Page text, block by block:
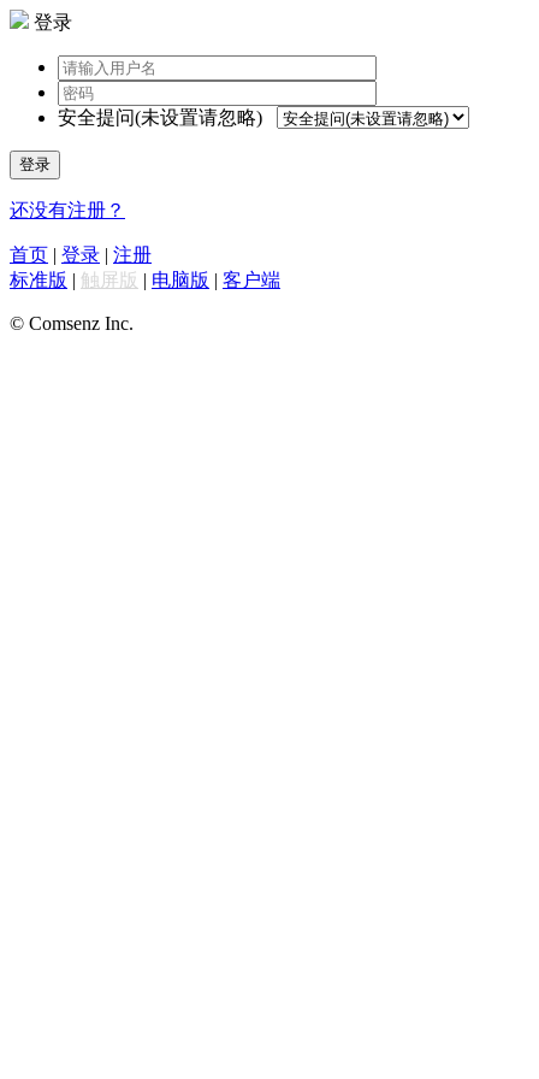
登录
安全提问(未设置请忽略)
登录
还没有注册？
首页 | 登录 | 注册
标准版 | 触屏版 | 电脑版 | 客户端
© Comsenz Inc.